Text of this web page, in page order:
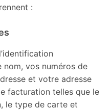
:
nom, vos numéros de
et votre adresse
facturation telles que le
le type de carte et